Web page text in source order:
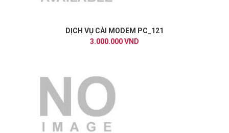
DỊCH VỤ CÀI MODEM PC_121
3.000.000 VND